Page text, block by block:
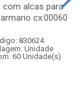
com alcas para
cx:00060
830624
Unidade
60 Unidade(s)